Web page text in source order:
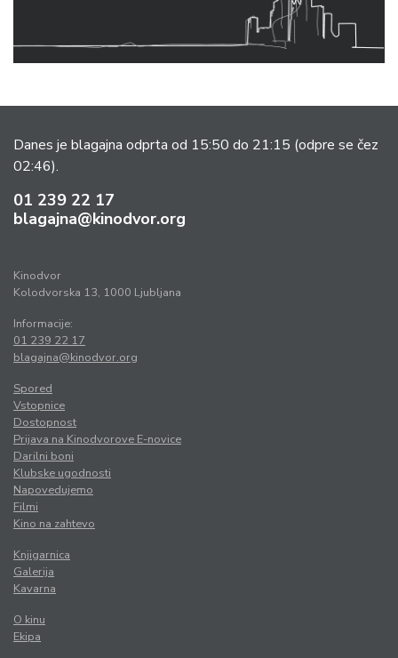
Danes je blagajna odprta od 15:50 do 21:15 (odpre se čez
02:46).
01 239 22 17
blagajna@kinodvor.org
Kinodvor
Kolodvorska 13, 1000 Ljubljana
Informacije:
01 239 22 17
blagajna@kinodvor.org
Spored
Vstopnice
Dostopnost
Prijava na Kinodvorove E-novice
Darilni boni
Klubske ugodnosti
Napovedujemo
Filmi
Kino na zahtevo
Knjigarnica
Galerija
Kavarna
O kinu
Ekipa